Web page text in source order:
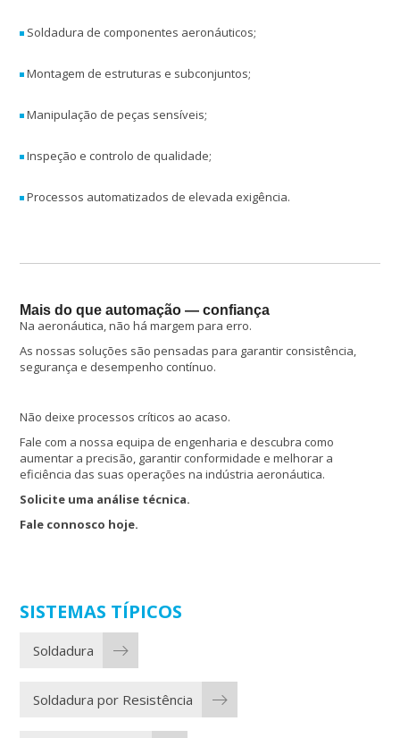
Soldadura de componentes aeronáuticos;
Montagem de estruturas e subconjuntos;
Manipulação de peças sensíveis;
Inspeção e controlo de qualidade;
Processos automatizados de elevada exigência.
Mais do que automação — confiança
Na aeronáutica, não há margem para erro.
As nossas soluções são pensadas para garantir consistência,
segurança e desempenho contínuo.
Não deixe processos críticos ao acaso.
Fale com a nossa equipa de engenharia e descubra como
aumentar a precisão, garantir conformidade e melhorar a
eficiência das suas operações na indústria aeronáutica.
Solicite uma análise técnica.
Fale connosco hoje.
SISTEMAS TÍPICOS
Soldadura
Soldadura por Resistência